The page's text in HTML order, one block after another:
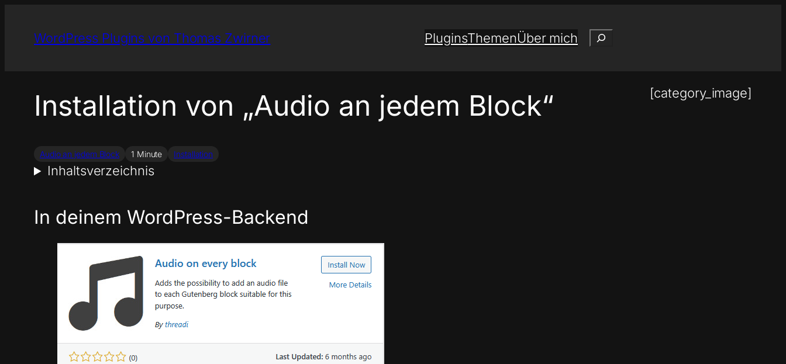
Inhalt
springen
WordPress Plugins von Thomas Zwirner PluginsThemenÜber mich Suchen
Installation von „Audio an jedem Block“
Audio an jedem Block 1 Minute Installation
[category_image]
Inhaltsverzeichnis
In deinem WordPress-Backend